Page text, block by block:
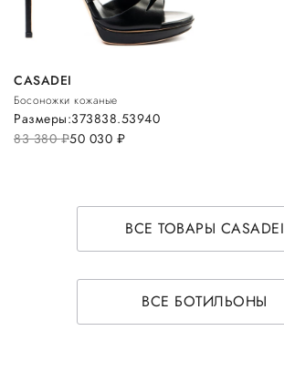
CASADEI
Босоножки кожаные
83 380руб.50 030 руб.
Размеры:373838.53940
ВСЕ ТОВАРЫ CASADEI
ВСЕ БОТИЛЬОНЫ